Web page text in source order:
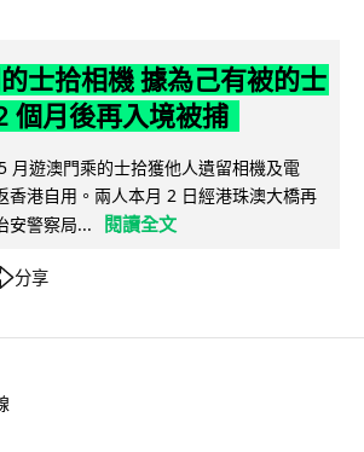
士拾相機 據為己有被的士
個月後再入境被捕
月遊澳門乘的士拾獲他人遺留相機及電
香港自用。兩人本月 2 日經港珠澳大橋再
安警察局...
閱讀全文
分享